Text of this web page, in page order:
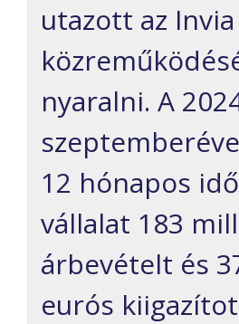
utazott az Invia
nyaralni. A
12 hónapos
vállalat 183
árbevételt és
eurós